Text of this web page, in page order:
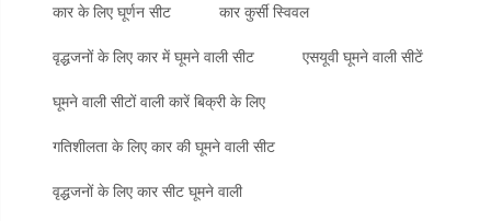
कार के लिए घूर्णन सीट कार कुर्सी स्विवल
वृद्धजनों के लिए कार में घूमने वाली सीट एसयूवी घूमने वाली सीटें
घूमने वाली सीटों वाली कारें बिक्री के लिए
गतिशीलता के लिए कार की घूमने वाली सीट
वृद्धजनों के लिए कार सीट घूमने वाली